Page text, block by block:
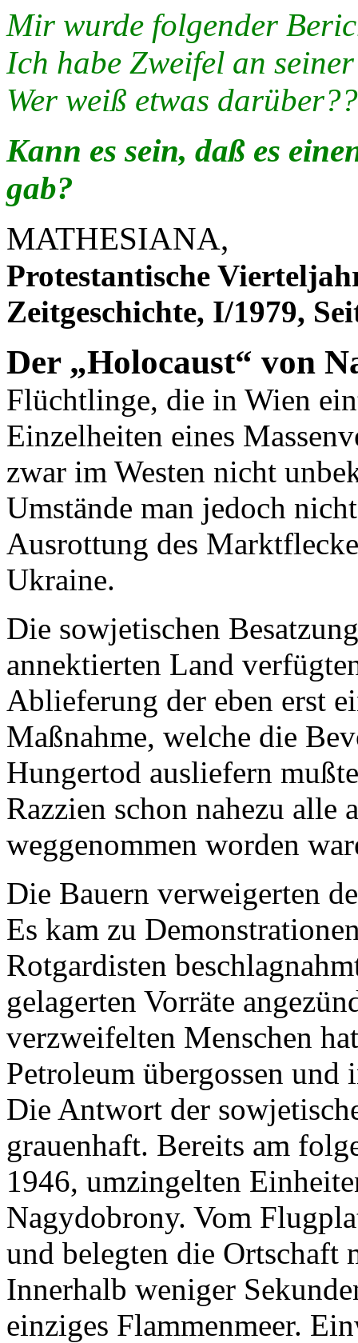
Mir wurde folgender
Ich habe Zweifel an
Wer weiß etwas
Kann es sein, daß es
gab?
MATHESIANA,
Protestantische
Zeitgeschichte, I/1979,
Der „Holocaust“ von
Flüchtlinge, die in Wien
Einzelheiten eines
zwar im Westen nicht
Umstände man jedoch
Ausrottung des
Ukraine.
Die sowjetischen
annektierten Land
Ablieferung der eben erst
Maßnahme, welche die
Hungertod ausliefern
Razzien schon nahezu alle
weggenommen worden
Die Bauern verweigerten
Es kam zu
Rotgardisten
gelagerten Vorräte
verzweifelten Menschen
Petroleum übergossen und
Die Antwort der
grauenhaft. Bereits am
1946, umzingelten
Nagydobrony. Vom
und belegten die Ortschaft
Innerhalb weniger
einziges Flammenmeer.